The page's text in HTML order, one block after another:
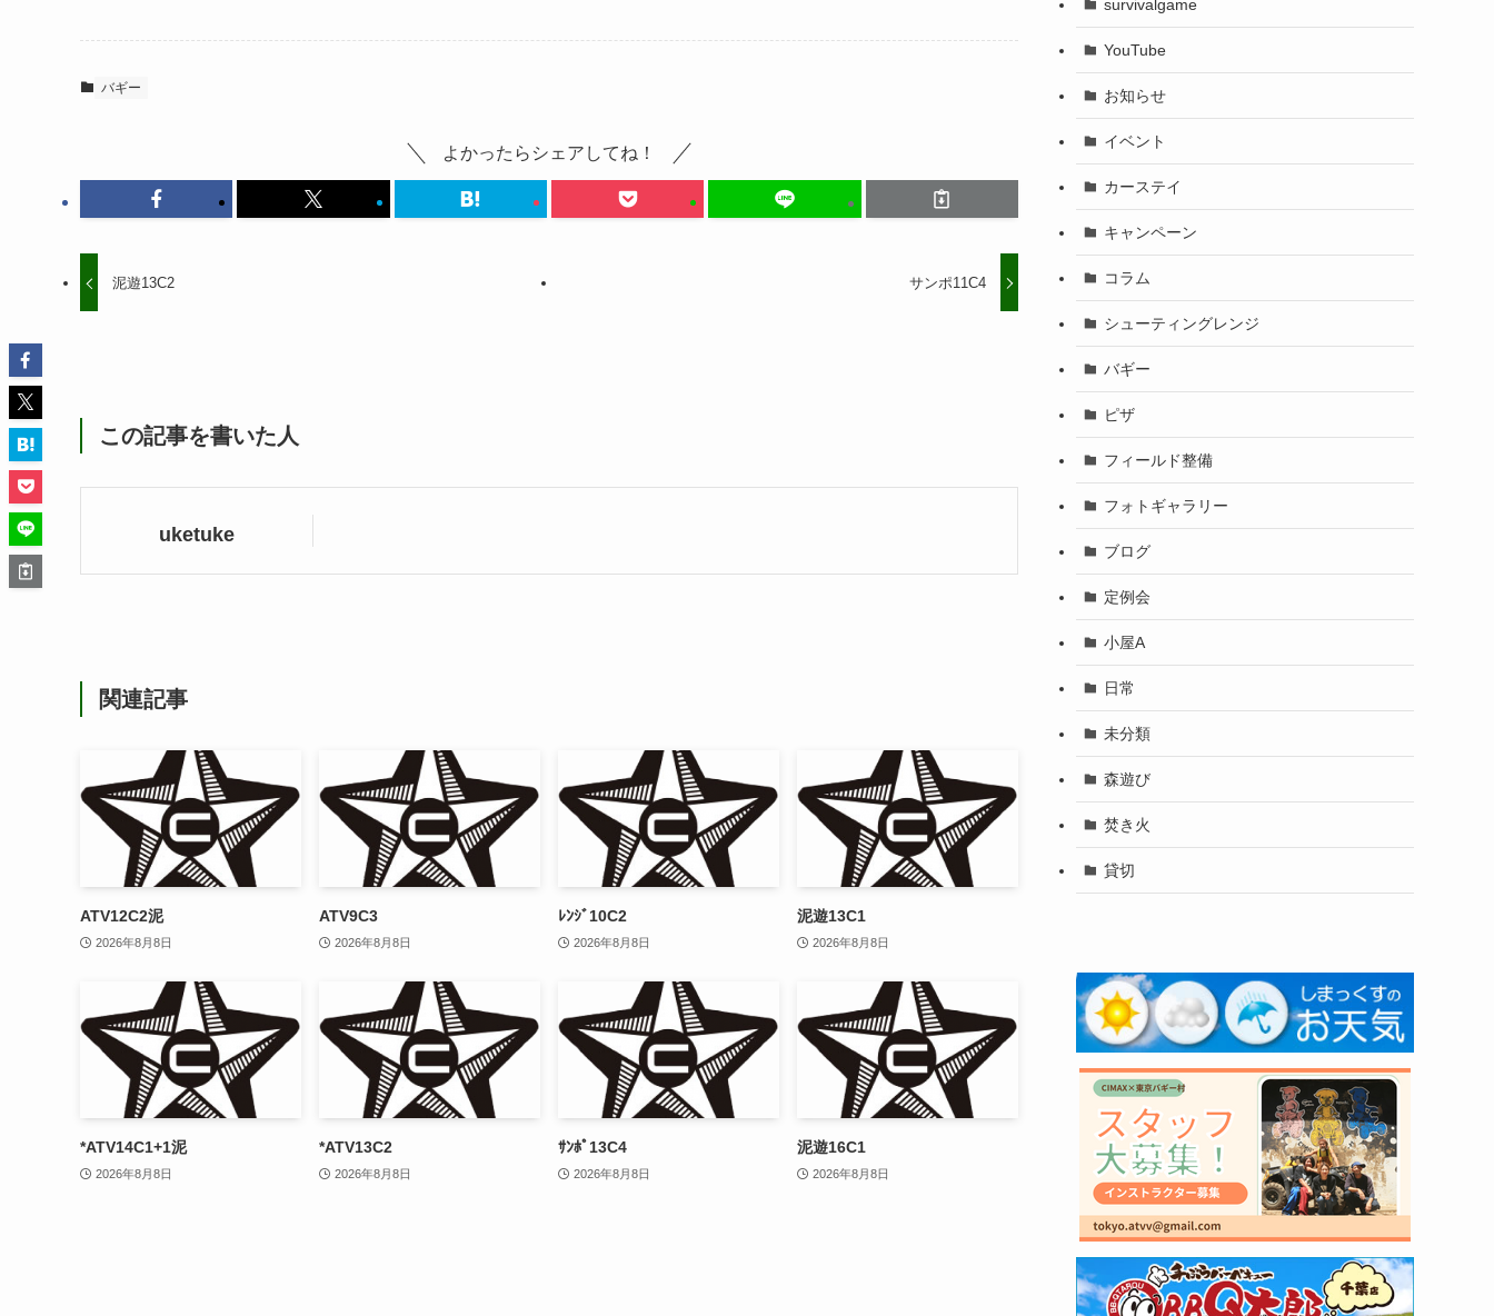
バギー
よかったらシェアしてね！
泥遊13C2 サンポ11C4
この記事を書いた人
uketuke
関連記事
ATV12C2泥
2026年8月8日
ATV9C3
2026年8月8日
ﾚﾝｼﾞ10C2
2026年8月8日
泥遊13C1
2026年8月8日
*ATV14C1+1泥
2026年8月8日
*ATV13C2
2026年8月8日
ｻﾝﾎﾟ13C4
2026年8月8日
泥遊16C1
2026年8月8日
survivalgame
YouTube
お知らせ
イベント
カーステイ
キャンペーン
コラム
シューティングレンジ
バギー
ピザ
フィールド整備
フォトギャラリー
ブログ
定例会
小屋A
日常
未分類
森遊び
焚き火
貸切